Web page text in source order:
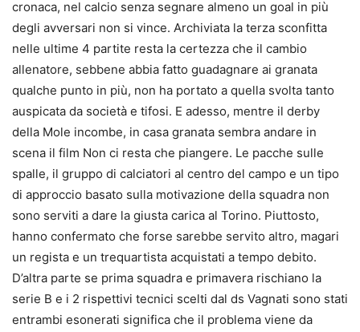
cronaca, nel calcio senza segnare almeno un goal in più
degli avversari non si vince. Archiviata la terza sconfitta
nelle ultime 4 partite resta la certezza che il cambio
allenatore, sebbene abbia fatto guadagnare ai granata
qualche punto in più, non ha portato a quella svolta tanto
auspicata da società e tifosi. E adesso, mentre il derby
della Mole incombe, in casa granata sembra andare in
scena il film Non ci resta che piangere. Le pacche sulle
spalle, il gruppo di calciatori al centro del campo e un tipo
di approccio basato sulla motivazione della squadra non
sono serviti a dare la giusta carica al Torino. Piuttosto,
hanno confermato che forse sarebbe servito altro, magari
un regista e un trequartista acquistati a tempo debito.
D’altra parte se prima squadra e primavera rischiano la
serie B e i 2 rispettivi tecnici scelti dal ds Vagnati sono stati
entrambi esonerati significa che il problema viene da